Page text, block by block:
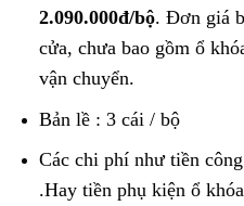
2.090.000đ/bộ. Đơn giá
cửa, chưa bao gồm ổ
vận chuyển.
Bản lề : 3 cái / bộ
Các chi phí như tiền
.Hay tiền phụ kiện ổ